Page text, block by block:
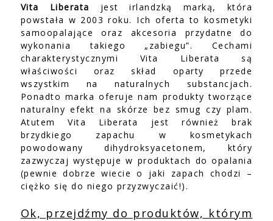
Vita Liberata jest irlandzką marką, która
powstała w 2003 roku. Ich oferta to kosmetyki
samoopalające oraz akcesoria przydatne do
wykonania takiego „zabiegu”. Cechami
charakterystycznymi Vita Liberata są
właściwości oraz skład oparty przede
wszystkim na naturalnych substancjach.
Ponadto marka oferuje nam produkty tworzące
naturalny efekt na skórze bez smug czy plam.
Atutem Vita Liberata jest również brak
brzydkiego zapachu w kosmetykach
powodowany dihydroksyacetonem, który
zazwyczaj występuje w produktach do opalania
(pewnie dobrze wiecie o jaki zapach chodzi –
ciężko się do niego przyzwyczaić!).
Ok, przejdźmy do produktów, którym